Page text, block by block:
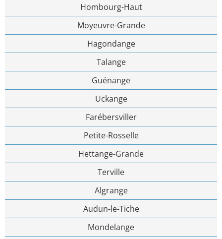
Hombourg-Haut
Moyeuvre-Grande
Hagondange
Talange
Guénange
Uckange
Farébersviller
Petite-Rosselle
Hettange-Grande
Terville
Algrange
Audun-le-Tiche
Mondelange